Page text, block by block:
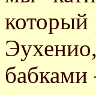
который